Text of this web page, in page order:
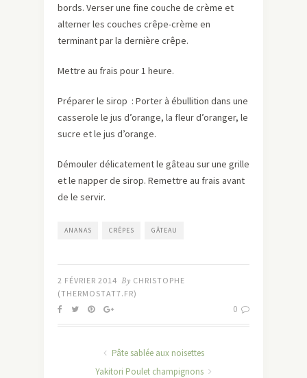
bords. Verser une fine couche de crème et
alterner les couches crêpe-crème en
terminant par la dernière crêpe.
Mettre au frais pour 1 heure.
Préparer le sirop : Porter à ébullition dans une
casserole le jus d’orange, la fleur d’oranger, le
sucre et le jus d’orange.
Démouler délicatement le gâteau sur une grille
et le napper de sirop. Remettre au frais avant
de le servir.
ANANAS CRÊPES GÂTEAU
2 FÉVRIER 2014 By CHRISTOPHE
(THERMOSTAT7.FR)
0
Pâte sablée aux noisettes
Yakitori Poulet champignons